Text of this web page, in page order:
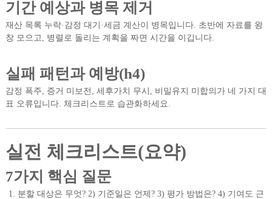
기간 예상과 병목 제거
재산 목록 누락·감정 대기·세금 계산이 병목입니다. 초반에 자료를 왕
창 모으고, 병렬로 돌리는 계획을 짜면 시간을 이깁니다.
실패 패턴과 예방(h4)
감정 폭주, 증거 미보전, 세후가치 무시, 비밀유지 미합의가 네 가지 대
표 오류입니다. 체크리스트로 습관화하세요.
실전 체크리스트(요약)
7가지 핵심 질문
분할 대상은 무엇? 2) 기준일은 언제? 3) 평가 방법은? 4) 기여도 근